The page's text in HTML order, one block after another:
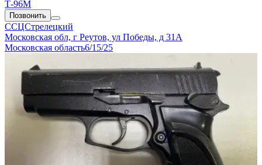
Т-96М
Позвонить
ССЦСтрелецкий
Московская обл, г Реутов, ул Победы, д 31А
Московская область6/15/25